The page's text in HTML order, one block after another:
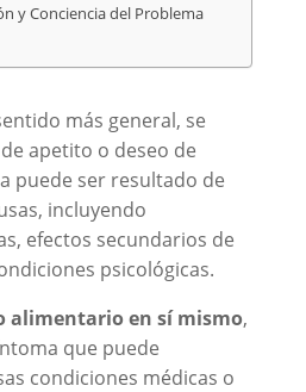
y Conciencia del Problema
más general, se
apetito o deseo de
puede ser resultado de
incluyendo
efectos secundarios de
psicológicas.
alimentario en sí mismo,
que puede
condiciones médicas o